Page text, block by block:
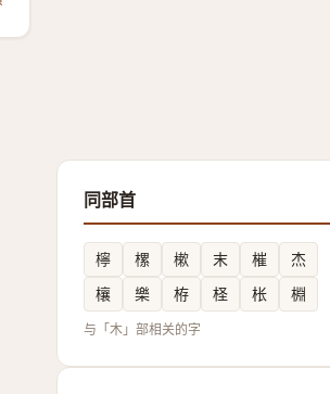
同部首
檸 樏 樕 末 槯
杰
欀
樂 栫 柽 枨 棩
与「木」部相关的字